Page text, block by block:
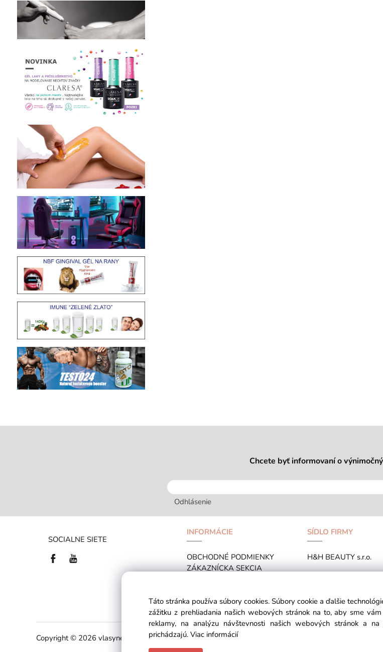
Chcete byť informovaní o
Odhlásenie
SOCIALNE SIETE
INFORMÁCIE
OBCHODNÉ PODMIENKY
ZÁKAZNÍCKA SEKCIA
SÍDLO FIRMY
H&H BEAUTY s.r.o.
SLOVENSKO
Copyright © 2026 vlasynechty.sk All rights reserved
Táto stránka používa súbory cookies. Súbory cookie a ďalšie
zážitku z prehliadania našich webových stránok na to, aby sme
reklamy, na analýzu návštevnosti našich webových stránok a
prichádzajú. Viac informácií